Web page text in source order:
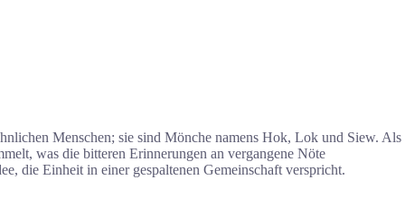
Menschen; sie sind Mönche namens Hok, Lok und Siew. Als
was die bitteren Erinnerungen an vergangene Nöte
die Einheit in einer gespaltenen Gemeinschaft verspricht.